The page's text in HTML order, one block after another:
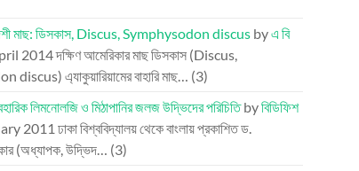
মাছ: ডিসকাস, Discus, Symphysodon discus byএ বি
2014দক্ষিণ আমেরিকার মাছ ডিসকাস (Discus,
এ্যাকুয়ারিয়ামের বাহারি মাছ… (3)
লিমনোলজি ও মিঠাপানির জলজ উদ্ভিদের পরিচিতিbyবিডিফিশ
2011 ঢাকা বিশ্ববিদ্যালয় থেকে বাংলায় প্রকাশিত ড.
(অধ্যাপক, উদ্ভিদ… (3)